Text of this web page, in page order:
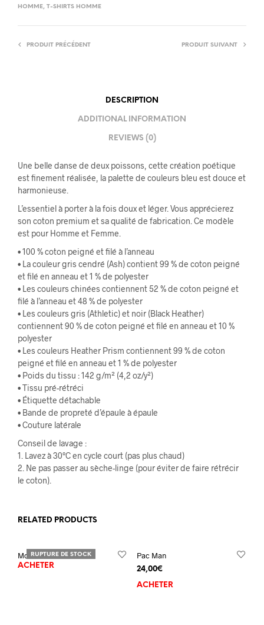
HOMME, T-SHIRTS HOMME
PRODUIT PRÉCÉDENT PRODUIT SUIVANT
DESCRIPTION
ADDITIONAL INFORMATION
REVIEWS (0)
Une belle danse de deux poissons, cette création poétique
est finement réalisée, la palette de couleurs bleu est douce et
harmonieuse.
L’essentiel à porter à la fois doux et léger. Vous apprécierez
son coton premium et sa qualité de fabrication. Ce modèle
est pour Homme et Femme.
• 100 % coton peigné et filé à l’anneau
• La couleur gris cendré (Ash) contient 99 % de coton peigné
et filé en anneau et 1 % de polyester
• Les couleurs chinées contiennent 52 % de coton peigné et
filé à l’anneau et 48 % de polyester
• Les couleurs gris (Athletic) et noir (Black Heather)
contiennent 90 % de coton peigné et filé en anneau et 10 %
polyester
• Les couleurs Heather Prism contiennent 99 % de coton
peigné et filé en anneau et 1 % de polyester
• Poids du tissu : 142 g/m² (4,2 oz/y²)
• Tissu pré-rétréci
• Étiquette détachable
• Bande de propreté d’épaule à épaule
• Couture latérale
Conseil de lavage :
1. Lavez à 30°C en cycle court (pas plus chaud)
2. Ne pas passer au sèche-linge (pour éviter de faire rétrécir
le coton).
RELATED PRODUCTS
RUPTURE DE STOCK
Motobike
ACHETER
Pac Man
24,00€
ACHETER